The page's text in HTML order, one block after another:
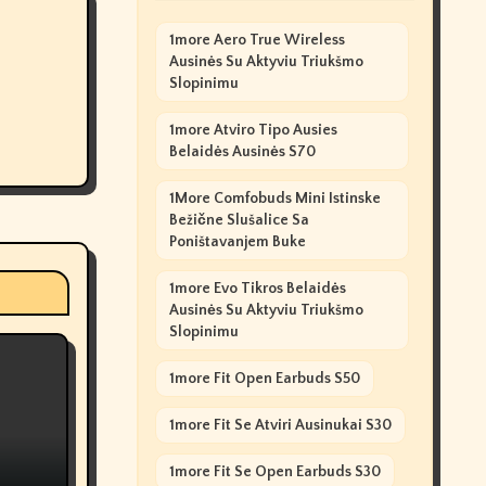
1more Aero True Wireless
Ausinės Su Aktyviu Triukšmo
Slopinimu
1more Atviro Tipo Ausies
Belaidės Ausinės S70
1More Comfobuds Mini Istinske
Bežične Slušalice Sa
Poništavanjem Buke
1more Evo Tikros Belaidės
Ausinės Su Aktyviu Triukšmo
Slopinimu
1more Fit Open Earbuds S50
1more Fit Se Atviri Ausinukai S30
1more Fit Se Open Earbuds S30